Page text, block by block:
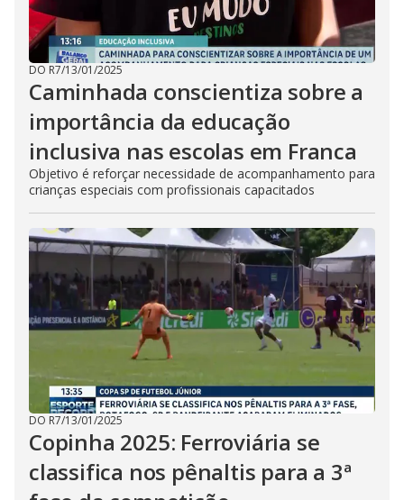
DO R7/13/01/2025
Caminhada conscientiza sobre a
importância da educação
inclusiva nas escolas em Franca
Objetivo é reforçar necessidade de acompanhamento para
crianças especiais com profissionais capacitados
DO R7/13/01/2025
Copinha 2025: Ferroviária se
classifica nos pênaltis para a 3ª